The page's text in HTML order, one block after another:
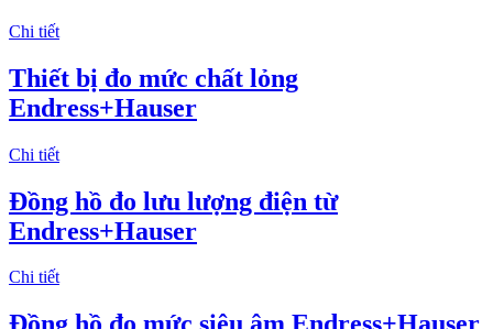
Chi tiết
Thiết bị đo mức chất lỏng
Endress+Hauser
Chi tiết
Đồng hồ đo lưu lượng điện từ
Endress+Hauser
Chi tiết